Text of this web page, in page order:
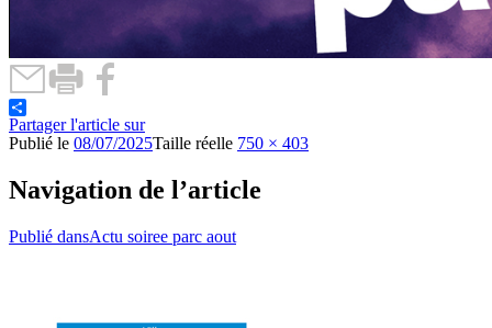
Partager l'article sur
Publié le 08/07/2025Taille réelle 750 × 403
Navigation de l’article
Publié dansActu soiree parc aout